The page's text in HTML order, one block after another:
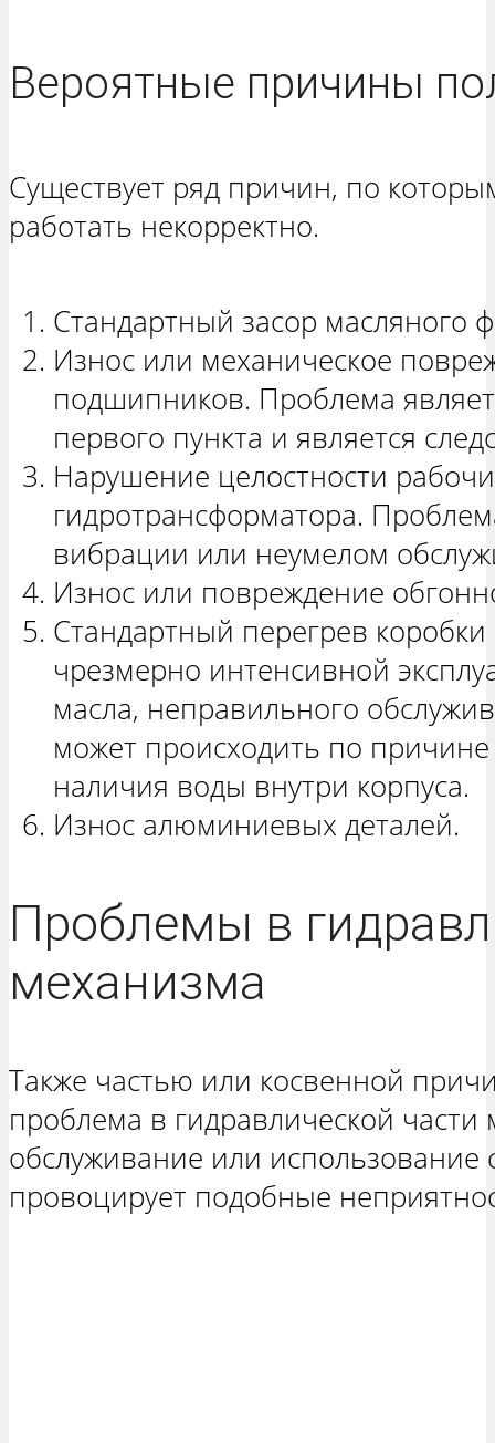
Вероятные причины
Существует ряд причин, по
работать некорректно.
Стандартный засор масляного
Износ или механическое
подшипников. Проблема
первого пункта и является
Нарушение целостности
гидротрансформатора.
вибрации или неумелом
Износ или повреждение
Стандартный перегрев
чрезмерно интенсивной
масла, неправильного
может происходить по причине
наличия воды внутри корпуса.
Износ алюминиевых деталей.
Проблемы в
механизма
Также частью или косвенной
проблема в гидравлической
обслуживание или использование
провоцирует подобные